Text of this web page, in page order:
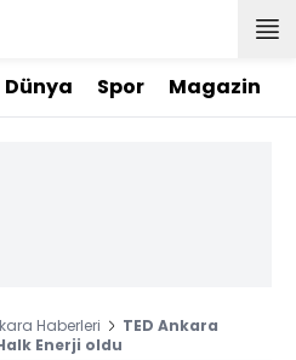
Dünya Spor Magazin
Haberleri
TED Ankara
Enerji oldu